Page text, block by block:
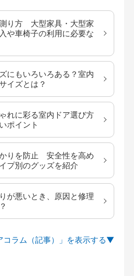
り方 大型家具・大型家
や車椅子の利用に必要な
にもいろいろある？室内
イズとは？
れに彩る室内ドア選び方
ポイント
りを防止 安全性を高め
プ別のグッズを紹介
が悪いとき、原因と修理
コラム（記事）」を